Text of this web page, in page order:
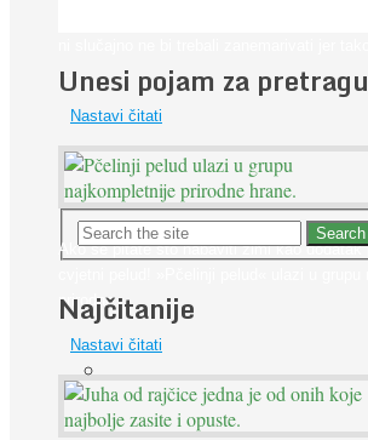
...
Nastavi čitati
Ako se pitate što nabaviti zimi kao dodatak
prirodne ...
Nastavi čitati
Unesi pojam za pretragu
Najčitanije